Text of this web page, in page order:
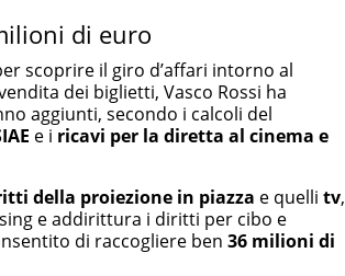
di euro
scoprire il giro d’affari intorno al
dei biglietti, Vasco Rossi ha
aggiunti, secondo i calcoli del
e i ricavi per la diretta al cinema e
della proiezione in piazza e quelli tv,
e addirittura i diritti per cibo e
di raccogliere ben 36 milioni di